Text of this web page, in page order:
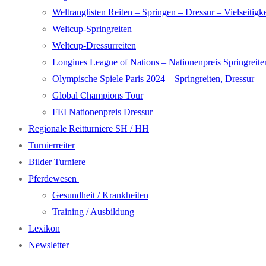
Weltranglisten Reiten – Springen – Dressur –
Weltcup-Springreiten
Weltcup-Dressurreiten
Longines League of Nations – Nationenpreis
Olympische Spiele Paris 2024 – Springreiten, Dressur
Global Champions Tour
FEI Nationenpreis Dressur
Regionale Reitturniere SH / HH
Turnierreiter
Bilder Turniere
Pferdewesen
Gesundheit / Krankheiten
Training / Ausbildung
Lexikon
Newsletter